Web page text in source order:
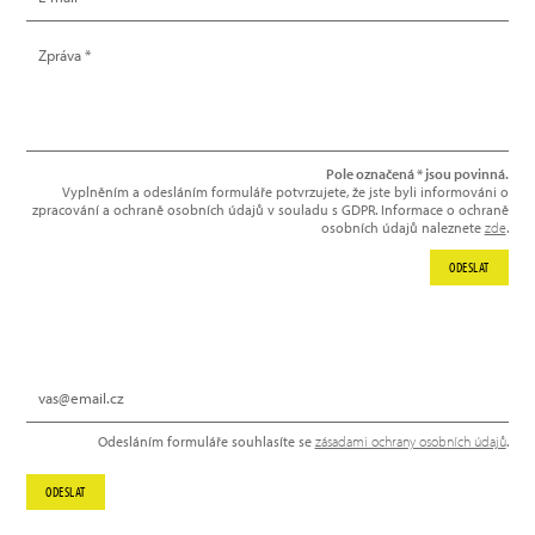
Odesláním formuláře souhlasíte se zásadami ochrany osobních údajů.
ODESLAT
Pole označená * jsou povinná.
Vyplněním a odesláním formuláře potvrzujete, že jste byli informováni o
zpracování a ochraně osobních údajů v souladu s GDPR. Informace o ochraně
osobních údajů naleznete zde.
ODESLAT